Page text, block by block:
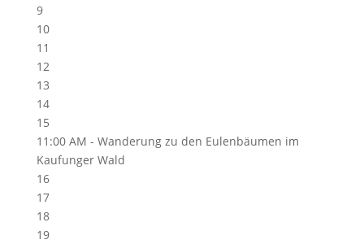
9
10
11
12
13
14
15
11:00 AM - Wanderung zu den Eulenbäumen im
Kaufunger Wald
16
17
18
19